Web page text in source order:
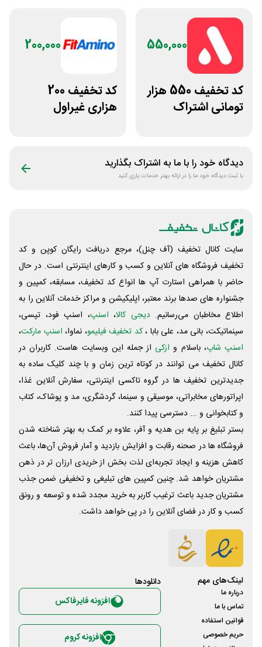
550,000
کد تخفیف 550 هزار
تومانی اشتراک
200,000
کد تخفیف 200
هزاری غیراول
دیدگاه خود را با ما به اشتراک بگذارید
با ثبت دیدگاه خود ما را در ارائه بهتر خدمات یاری کنید
سایت کانال تخفیف (آف چنل)، مرجع دریافت رایگان کوپن و کد
تخفیف فروشگاه های آنلاین و کسب و‌ کارهای اینترنتی است. در حال
حاضر با همراهی استارت آپ ها انواع کد تخفیف، مسابقه، کمپین و
جشنواره های صدها برند معتبر، اپلیکیشن و مراکز خدمات آنلاین را به
اطلاع مخاطبان می‌رسانیم. دیجی کالا، اسنپ، اسنپ فود، تپسی،
سینماتیکت، بانی مد، علی‌ بابا ،کد تخفیف فیلیمو، نماوا، اسنپ مارکت،
اسنپ شاپ، باسلام و ازکی از جمله این وبسایت ‌هاست. کاربران در
کانال تخفیف می توانند در کوتاه ترین زمان و با چند کلیک ساده به
جدیدترین تخفیف ها در گروه تاکسی اینترنتی، سفارش آنلاین غذا،
اپراتورهای مخابراتی، موسیقی و سینما، گردشگری، مد و پوشاک، کتاب
و کتابخوانی و ... دسترسی پیدا کنند.
بستر تبلیغ بر پایه بن هدیه و آفر، علاوه بر کمک به بهتر شناخته شدن
فروشگاه ها در صحنه رقابت و افزایش بازدید و آمار فروش آن‌ها، باعث
کاهش هزینه و ایجاد تجربه‌ای لذت بخش از خریدی ارزان تر در ذهن
مشتریان خواهد شد. چنین کمپین های تبلیغی و تخفیفی ضمن جذب
مشتریان جدید باعث ترغیب کاربر به خرید مجدد شده و توسعه و رونق
کسب و کار در فضای آنلاین را در پی خواهد داشت.
لینک‌های مهم
درباره ما
تماس با ما
قوانین استفاده
حریم خصوصی
دانلود‌ها
افزونه فایرفاکس
افزونه کروم